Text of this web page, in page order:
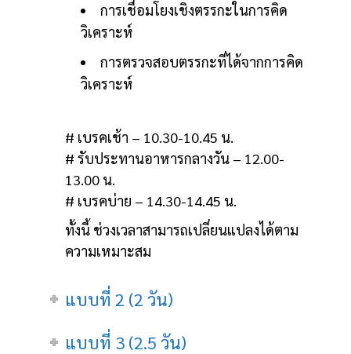
การเชื่อมโยงเชิงตรรกะในการคิด
วิเคราะห์
การตรวจสอบตรรกะที่ได้จากการคิด
วิเคราะห์
# เบรคเช้า – 10.30-10.45 น.
# รับประทานอาหารกลางวัน – 12.00-
13.00 น.
# เบรคบ่าย – 14.30-14.45 น.
ทั้งนี้ ช่วงเวลาสามารถเปลี่ยนแปลงได้ตาม
ความเหมาะสม
แบบที่ 2 (2 วัน)
แบบที่ 3 (2.5 วัน)